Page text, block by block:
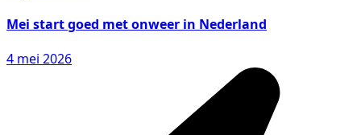
Mei start goed met onweer in Nederland
4 mei 2026